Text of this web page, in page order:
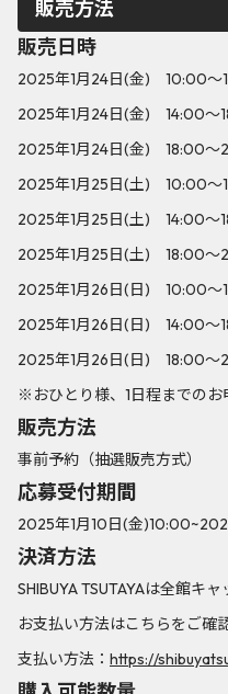
販売方法
販売日時
2025年1月24日(金) 10:00～
2025年1月24日(金) 14:00～
2025年1月24日(金) 18:00～
2025年1月25日(土) 10:00～
2025年1月25日(土) 14:00～
2025年1月25日(土) 18:00～
2025年1月26日(日) 10:00～
2025年1月26日(日) 14:00～
2025年1月26日(日) 18:00～
※おひとり様、1日程までのお
販売方法
事前予約（抽選販売方式）
応募受付期間
2025年1月10日(金
決済方法
SHIBUYA TSUTAYAは全館キ
お支払い方法はこちらをご確
支払い方法： https://